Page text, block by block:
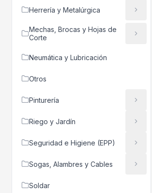
Herrería y Metalúrgica
Mechas, Brocas y Hojas de
Corte
Neumática y Lubricación
Otros
Pinturería
Riego y Jardín
Seguridad e Higiene (EPP)
Sogas, Alambres y Cables
Soldar